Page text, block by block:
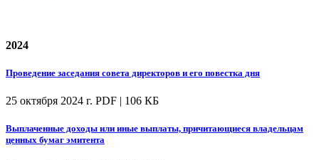
2024
Проведение заседания совета директоров и его повестка дня
25 октября 2024 г. PDF | 106 КБ
Выплаченные доходы или иные выплаты, причитающиеся владельцам
ценных бумаг эмитента